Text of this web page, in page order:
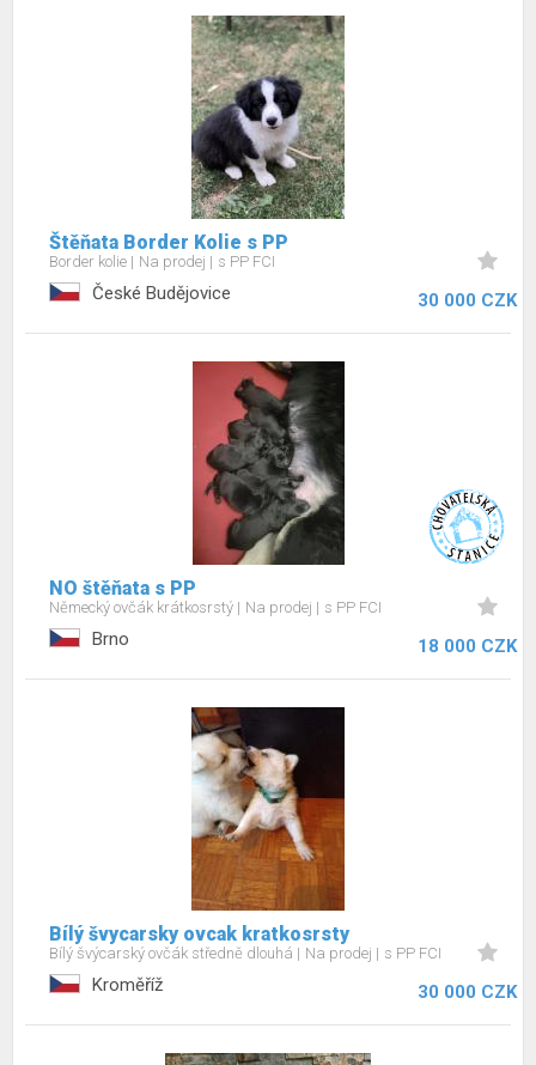
Štěňata Border Kolie s PP
Border kolie Na prodej s PP FCI
České Budějovice 30 000 CZK
NO štěňata s PP
Německý ovčák krátkosrstý Na prodej s PP FCI
Brno 18 000 CZK
Bílý švycarsky ovcak kratkosrsty
Bílý švýcarský ovčák středně dlouhá Na prodej s PP FCI
Kroměříž 30 000 CZK